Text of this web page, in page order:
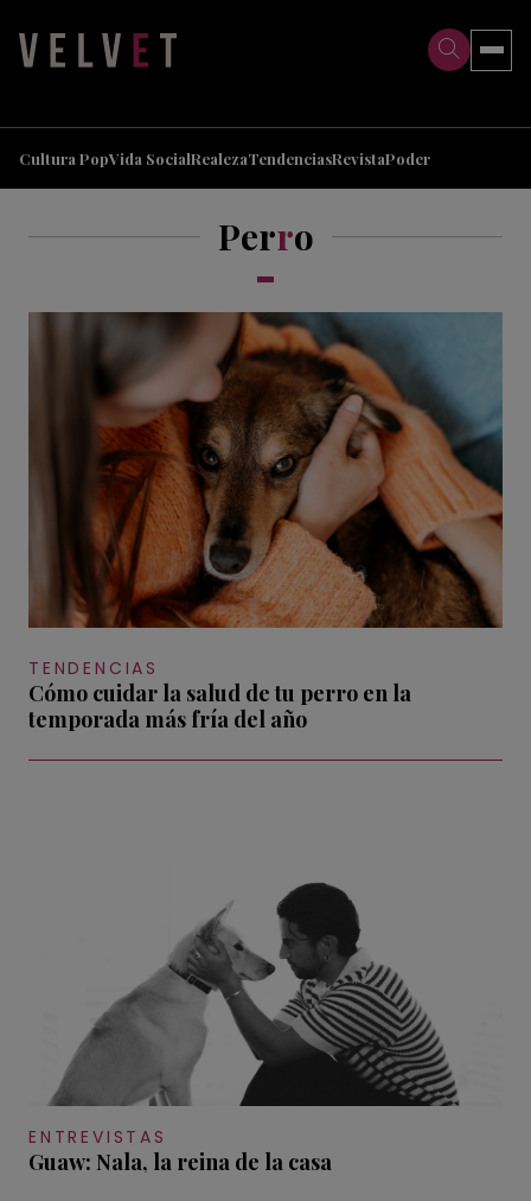
Cultura PopVida SocialRealezaTendenciasRevistaPoder
Perro
TENDENCIAS
Cómo cuidar la salud de tu perro en la
temporada más fría del año
ENTREVISTAS
Guaw: Nala, la reina de la casa